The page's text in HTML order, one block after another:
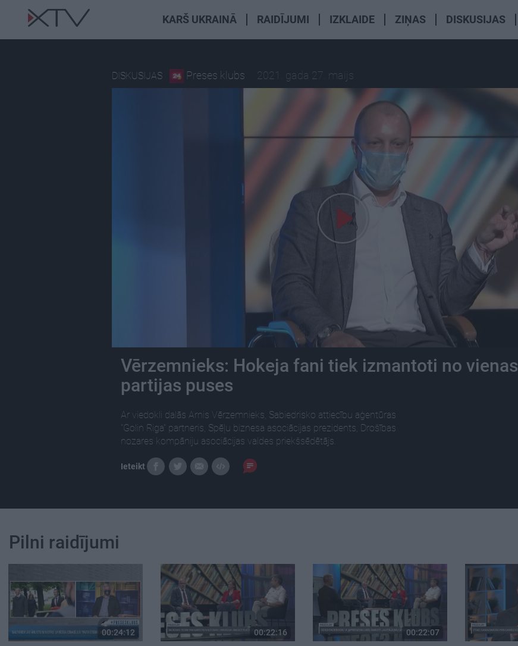
KARŠ UKRAINĀ RAIDĪJUMI IZKLAIDE ZIŅAS DISKUSIJAS
DISKUSIJAS Preses klubs 2021. gada 27. maijs
Vērzemnieks: Hokeja fani tiek izmantoti no vienas
partijas puses
Ar viedokli dalās Arnis Vērzemnieks, Sabiedrisko attiecību aģentūras
"Golin Riga" partneris, Spēļu biznesa asociācijas prezidents, Drošības
nozares kompāniju asociācijas valdes priekšsēdētājs.
Ieteikt
Pilni raidījumi
00:24:12 00:22:16 00:22:07